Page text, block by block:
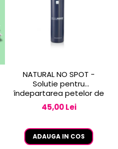
NATURAL NO SPOT -
Solutie pentru
îndepartarea petelor de
vopsea de pe piele 250
ml
45,00 Lei
ADAUGA IN COS